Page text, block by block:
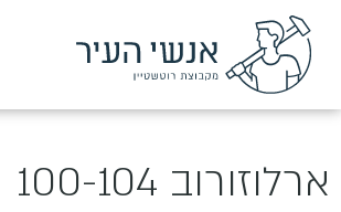
ארלוזורוב 100-104